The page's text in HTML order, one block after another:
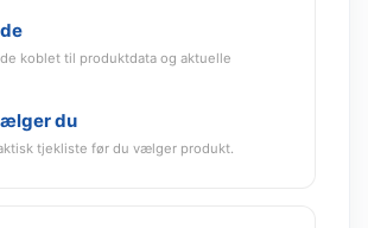
koblet til produktdata og aktuelle
du
tjekliste før du vælger produkt.